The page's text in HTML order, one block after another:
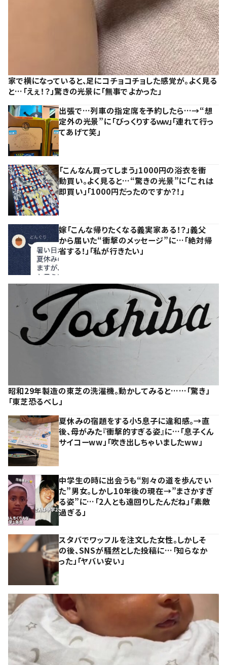
家で横になっていると、足にコチョコチョした感覚が。よく見る
と…「えぇ！？」驚きの光景に「無事でよかった」
出張で…列車の指定席を予約したら…→“想
定外の光景”に「びっくりするｗｗ」「連れて行っ
てあげて笑」
「こんなん買ってしまう」1000円の浴衣を衝
動買い。よく見ると…“驚きの光景”に「これは
即買い」「1000円だったのですか？！」
嫁「こんな帰りたくなる義実家ある！？」義父
から届いた“衝撃のメッセージ”に…「絶対帰
省する！」「私が行きたい」
昭和29年製造の東芝の洗濯機。動かしてみると……「驚き」
「東芝恐るべし」
夏休みの宿題をする小5息子に違和感。→直
後、母がみた『衝撃的すぎる姿』に…「息子くん
サイコーww」「吹き出しちゃいましたww」
中学生の時に出会うも“別々の道を歩んでい
た”男女。しかし10年後の現在→”まさかすぎ
る姿”に…「2人とも遠回りしたんだね」「素敵
過ぎる」
スタバでワッフルを注文した女性。しかしそ
の後、SNSが騒然とした投稿に…「知らなか
った」「ヤバい安い」